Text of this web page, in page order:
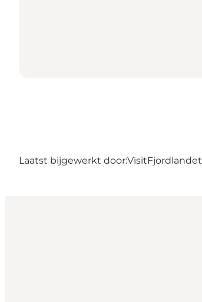
Laatst bijgewerkt door:VisitFjordlandet